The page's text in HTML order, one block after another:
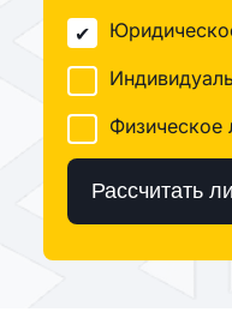
Физическое
Рассчитать